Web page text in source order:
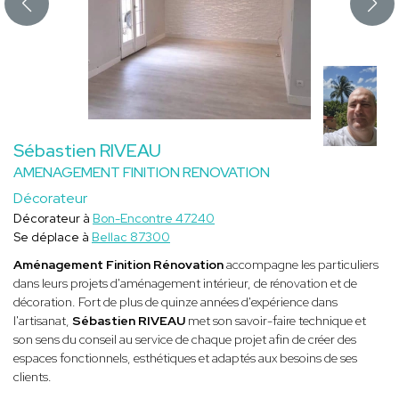
Sébastien RIVEAU
AMENAGEMENT FINITION RENOVATION
Décorateur
Décorateur à Bon-Encontre 47240
Se déplace à Bellac 87300
Aménagement Finition Rénovationaccompagne les particuliers
dans leurs projets d'aménagement intérieur, de rénovation et de
décoration. Fort de plus de quinze années d'expérience dans
l'artisanat, Sébastien RIVEAU met son savoir-faire technique et
son sens du conseil au service de chaque projet afin de créer des
espaces fonctionnels, esthétiques et adaptés aux besoins de ses
clients.